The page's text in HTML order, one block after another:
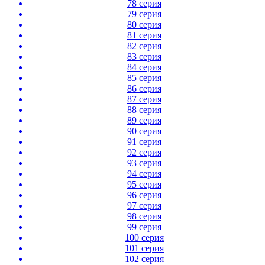
78 серия
79 серия
80 серия
81 серия
82 серия
83 серия
84 серия
85 серия
86 серия
87 серия
88 серия
89 серия
90 серия
91 серия
92 серия
93 серия
94 серия
95 серия
96 серия
97 серия
98 серия
99 серия
100 серия
101 серия
102 серия